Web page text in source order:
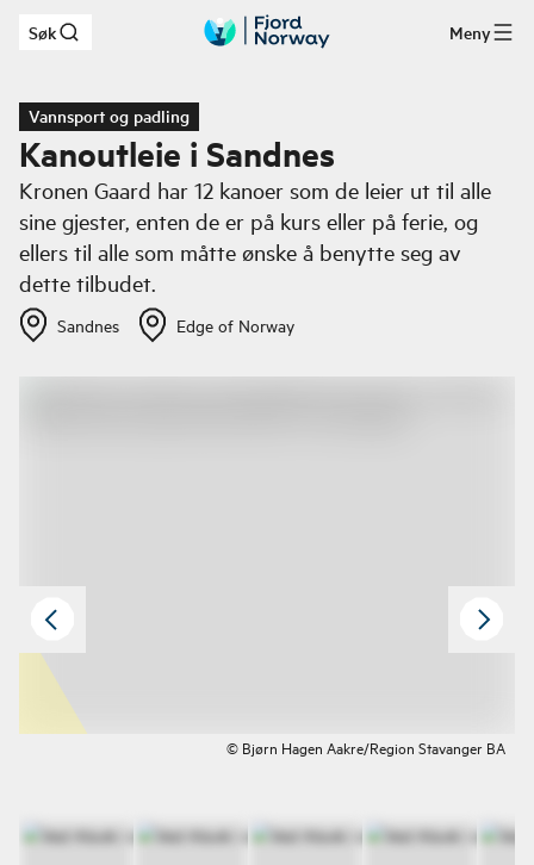
Hopp til hovedinnhold
Søk Meny
Vannsport og padling
Kanoutleie i Sandnes
Kronen Gaard har 12 kanoer som de leier ut til alle
sine gjester, enten de er på kurs eller på ferie, og
ellers til alle som måtte ønske å benytte seg av
dette tilbudet.
Sandnes Edge of Norway
© Bjørn Hagen Aakre/Region Stavanger BA